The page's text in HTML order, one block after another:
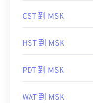
CST 到 MSK
HST 到 MSK
PDT 到 MSK
WAT 到 MSK